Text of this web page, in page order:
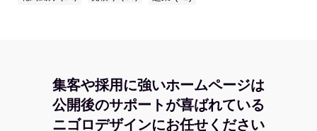
集客や採用に強いホームページは
公開後のサポートが喜ばれている
ニゴロデザインにお任せください